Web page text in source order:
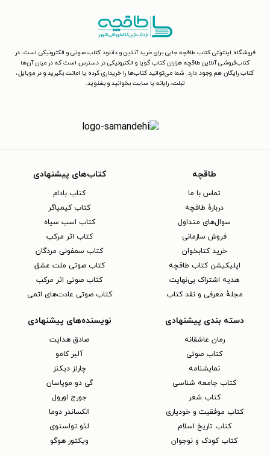
فروشگاه اینترنتی کتاب طاقچه جایی برای خرید آنلاین و دانلود کتاب صوتی و الکترونیکی است. در
کتاب‌فروشی آنلاین طاقچه هزاران کتاب گویا و الکترونیکی در دسترس است که در میان آن‌ها
کتاب رایگان هم وجود دارد. شما می‌توانید کتاب‌ها را خریداری کرده یا امانت بگیرید و در موبایل،
تبلت، رایانه یا سایت بخوانید و بشنوید.
طاقچه
تماس با ما
دربارهٔ طاقچه
سوال‌های متداول
فروش سازمانی
خرید کتابخوان
اپلیکیشن کتاب طاقچه
هدیه اشتراک بی‌نهایت
مجلهٔ معرفی و نقد کتاب
کتاب‌های پیشنهادی
کتاب بادام
کتاب کیمیاگر
کتاب اسب سیاه
کتاب اثر مرکب
کتاب سمفونی مردگان
کتاب صوتی ملت عشق
کتاب صوتی اثر مرکب
کتاب صوتی عادت‌های اتمی
دسته بندی پیشنهادی
رمان عاشقانه
کتاب‌ صوتی
نمایشنامه
کتاب جامعه شناسی
کتاب شعر
کتاب موفقیت و خودیاری
کتاب تاریخ اسلام
کتاب کودک و نوجوان
نویسنده‌های پیشنهادی
صادق هدایت
آلبر کامو
چارلز دیکنز
گی دو موپاسان
جورج اورول
الکساندر دوما
لئو تولستوی
ویکتور هوگو